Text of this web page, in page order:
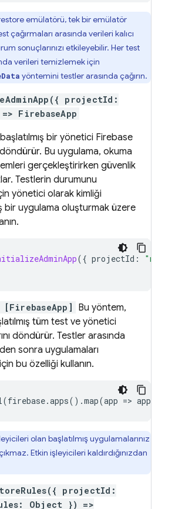
emülatörü, tek bir emülatör
çağırmaları arasında verileri kalıcı
sonuçlarınızı etkileyebilir. Her test
verileri temizlemek için
yöntemini testler arasında çağırın.
projectId:
FirebaseApp
bir yönetici Firebase
Bu uygulama, okuma
gerçekleştirirken güvenlik
Testlerin durumunu
yönetici olarak kimliği
bir uygulama oluşturmak üzere
({ projectId : "my-
Bu yöntem,
tüm test ve yönetici
döndürür. Testler arasında
sonra uygulamaları
bu özelliği kullanın.
=>
olan başlatılmış uygulamalarınız
Etkin işleyicileri kaldırdığınızdan
projectId:
Object }) =>